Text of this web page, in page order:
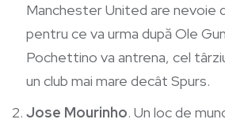
Manchester United are nevoie
pentru ce va urma după Ole
Pochettino va antrena, cel
un club mai mare decât Spurs.
Jose Mourinho. Un loc de